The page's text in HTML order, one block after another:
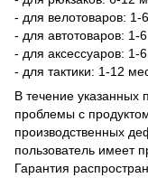
- для велотоваров: 1-
- для автотоваров: 1-
- для аксессуаров: 1-
- для тактики: 1-12
В течение указанных
проблемы с
производственных
пользователь имеет
Гарантия